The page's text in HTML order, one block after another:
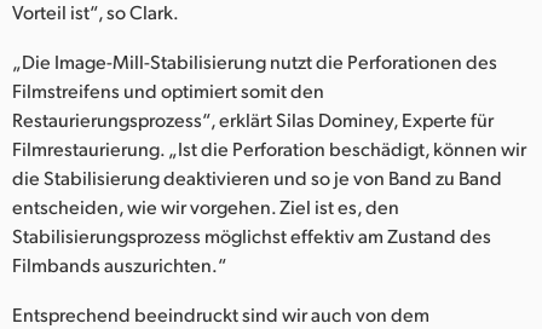
Vorteil ist“, so Clark.
„Die Image-Mill-Stabilisierung nutzt die Perforationen des
Filmstreifens und optimiert somit den
Restaurierungsprozess“, erklärt Silas Dominey, Experte für
Filmrestaurierung. „Ist die Perforation beschädigt, können wir
die Stabilisierung deaktivieren und so je von Band zu Band
entscheiden, wie wir vorgehen. Ziel ist es, den
Stabilisierungsprozess möglichst effektiv am Zustand des
Filmbands auszurichten.“
Entsprechend beeindruckt sind wir auch von dem